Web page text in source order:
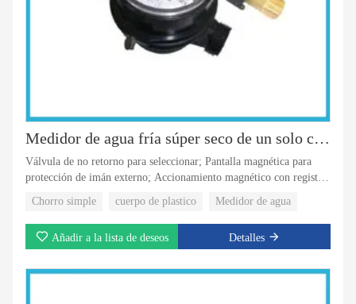
Medidor de agua fría súper seco de un solo chorro 5 rodillos de plástico
Válvula de no retorno para seleccionar; Pantalla magnética para
protección de imán externo; Accionamiento magnético con registro
cuerpo; Registro rotativo con 8 rodillos;
Chorro simple cuerpo de plastico Medidor de agua
Añadir a la lista de deseos Detalles